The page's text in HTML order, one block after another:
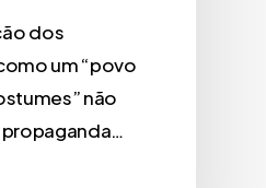
dos
um “povo
não
propaganda…